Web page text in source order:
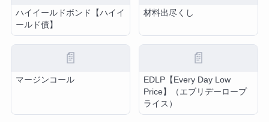
ハイイールドボンド【ハイイ
ールド債】
材料出尽くし
📄
マージンコール
📄
EDLP【Every Day Low
Price】（エブリデーロープ
ライス）